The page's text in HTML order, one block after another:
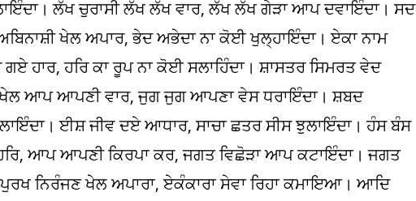
ਲੱਖ ਚੁਰਾਸੀ ਲੱਖ ਲੱਖ ਵਾਰ, ਲੱਖ ਲੱਖ ਗੇੜਾ ਆਪ ਦਵਾਇੰਦਾ। ਸਦ
ਖੇਲ ਅਪਾਰ, ਭੇਦ ਅਭੇਦਾ ਨਾ ਕੋਈ ਖੁਲ੍ਹਾਇੰਦਾ। ਏਕਾ ਨਾਮ
ਹਾਰ, ਹਰਿ ਕਾ ਰੂਪ ਨਾ ਕੋਈ ਸਲਾਹਿੰਦਾ। ਸ਼ਾਸਤਰ ਸਿਮਰਤ ਵੇਦ
ਖੇਲ ਆਪ ਆਪਣੀ ਵਾਰ, ਜੁਗ ਜੁਗ ਆਪਣਾ ਵੇਸ ਧਰਾਇੰਦਾ। ਸ਼ਬਦ
ਈਸ਼ ਜੀਵ ਦਏ ਆਧਾਰ, ਸਾਚਾ ਛਤਰ ਸੀਸ ਝੁਲਾਇੰਦਾ। ਹੰਸ ਬੰਸ
ਆਪ ਆਪਣੀ ਕਿਰਪਾ ਕਰ, ਜਗਤ ਵਿਛੋੜਾ ਆਪ ਕਟਾਇੰਦਾ। ਜਗਤ
ਨਿਰੰਜਣ ਖੇਲ ਅਪਾਰਾ, ਏਕੰਕਾਰਾ ਸੇਵਾ ਰਿਹਾ ਕਮਾਇਆ। ਆਦਿ